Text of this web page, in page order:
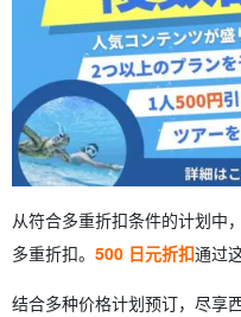
6.关于多重分割的说明。
从符合多重折扣条件的计划中
多重折扣。 500 日元折扣通过
结合多种价格计划预订，尽享